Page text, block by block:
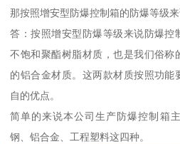
那按照增安型防爆控制箱的防爆等级
答：按照增安型防爆等级来说防爆控
不饱和聚酯树脂材质，也是我们俗称
的铝合金材质。这两款材质按照功能
自的优点。
简单的来说本公司生产防爆控制箱
钢、铝合金、工程塑料这四种。